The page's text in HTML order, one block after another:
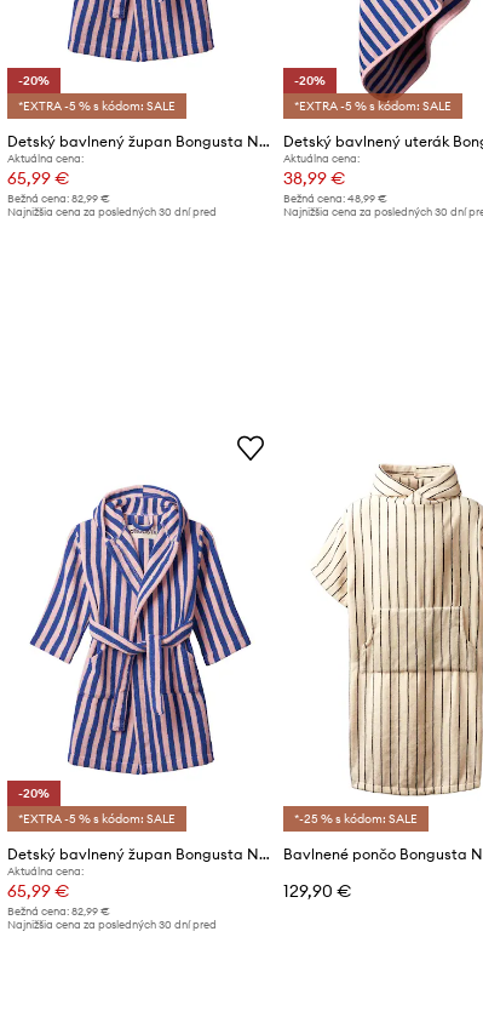
-20%
*EXTRA -5 % s kódom: SALE
Detský bavlnený župan Bongusta Naram 8-10 lat
Aktuálna cena:
65,99 €
Bežná cena: 82,99 €
Najnižšia cena za posledných 30 dní pred
-20%
*EXTRA -5 % s kódom: SALE
Aktuálna cena:
38,99 €
Bežná cena: 48,99 €
Najnižšia cena za posledných 30 dní
-20%
*EXTRA -5 % s kódom: SALE
Detský bavlnený župan Bongusta Naram 8-10 lat
Aktuálna cena:
65,99 €
Bežná cena: 82,99 €
Najnižšia cena za posledných 30 dní pred
*-25 % s kódom: SALE
129,90 €